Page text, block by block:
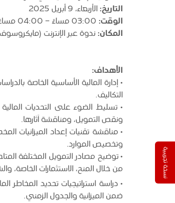
التاريخ: الأربعاء، 9 أبريل 2025
الوقت:
المكان: ندوة عبر الإنترنت
الأهداف:
• إدارة المالية الأساسية الخاصة
التكاليف.
• تسليط الضوء على التحديات
ونقص التمويل، ومناقشة آثارها.
• مناقشة تقنيات إعداد الميزانيات
وتخصيص الموارد.
•توضيح مصادر التمويل المختلفة
من خلال المنح، الاستثمارات الخاصة،
• دراسة استراتيجيات تحديد المخاطر
ضمن الميزانية والجدول الزمني.
نسخة تجريبية